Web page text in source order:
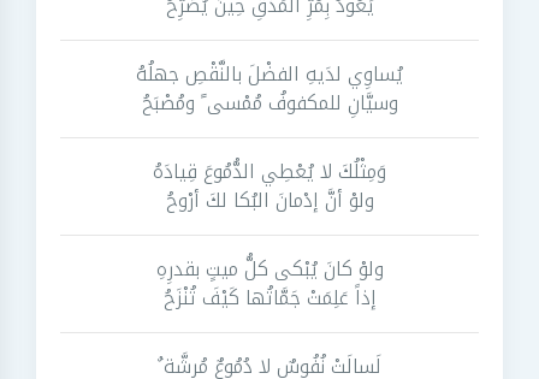
يُساوِي لدَيهِ الفضْلَ بالنَّقْصِ جهلُهُ
وسيَّانِ للمكفوفُ مُمْسى ً ومُصْبَحُ
وَمِثْلُكَ لا يُعْطِي الدُّمُوعَ قِيادَهُ
ولوْ أنَّ إدْمانَ البُكا لكَ أرْوحُ
ولوْ كانَ يُبْكى كلُّ ميتٍ بقدرِهِ
إذاً عَلِمَتْ جَمَّاتُها كَيْفَ تُنْزَحُ
لَسالَتْ نُفُوسٌ لا دُمُوعٌ مُرِشَّة ٌ